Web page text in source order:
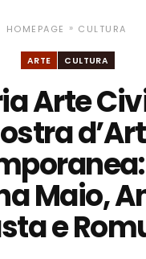
HOMEPAGE » CULTURA
ARTE CULTURA
Arte
Maio,
e